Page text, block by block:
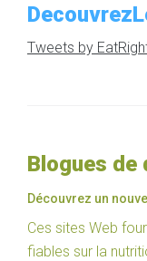
Tweets by
Blogues
Découvrez un
Ces sites Web
fiables sur la